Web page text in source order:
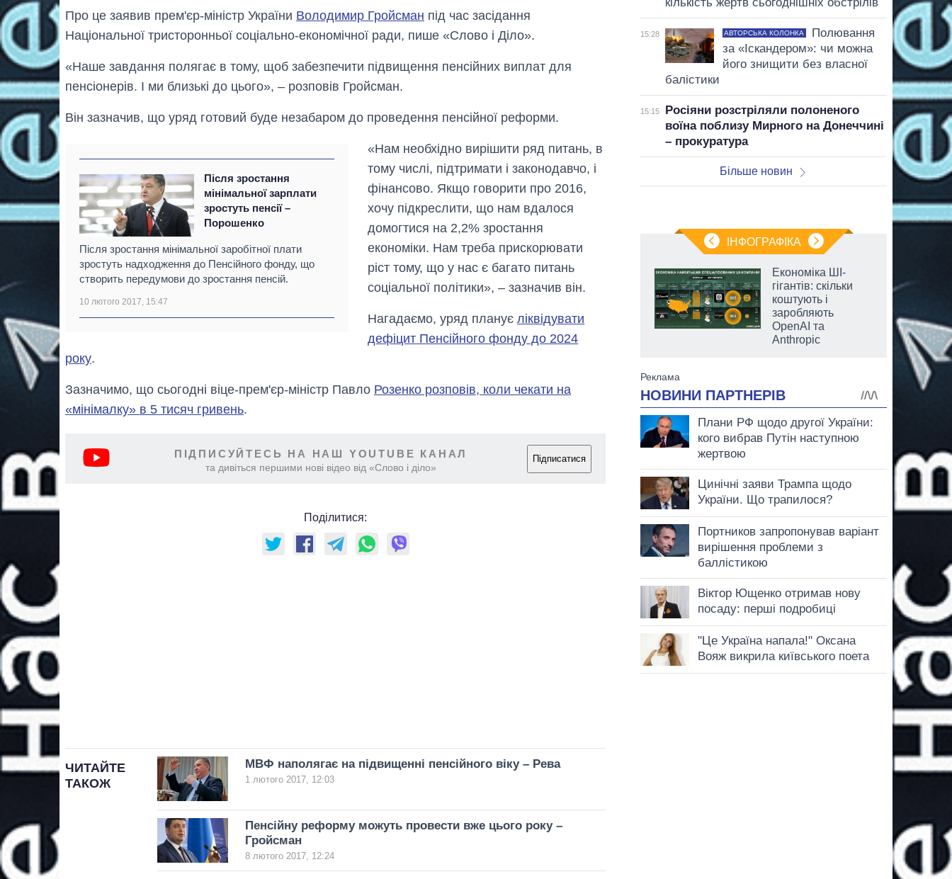
Про це заявив прем'єр-міністр України Володимир Гройсман під час засідання
Національної тристоронньої соціально-економічної ради, пише «Слово і Діло».
«Наше завдання полягає в тому, щоб забезпечити підвищення пенсійних виплат для
пенсіонерів. І ми близькі до цього», – розповів Гройсман.
Він зазначив, що уряд готовий буде незабаром до проведення пенсійної реформи.
Після зростання
мінімальної зарплати
зростуть пенсії –
Порошенко
Після зростання мінімальної заробітної плати
зростуть надходження до Пенсійного фонду, що
створить передумови до зростання пенсій.
10 лютого 2017, 15:47
«Нам необхідно вирішити ряд питань, в
тому числі, підтримати і законодавчо, і
фінансово. Якщо говорити про 2016,
хочу підкреслити, що нам вдалося
домогтися на 2,2% зростання
економіки. Нам треба прискорювати
ріст тому, що у нас є багато питань
соціальної політики», – зазначив він.
Нагадаємо, уряд плануєліквідувати
дефіцит Пенсійного фонду до 2024
року.
Зазначимо, що сьогодні віце-прем'єр-міністр Павло Розенко розповів, коли чекати на
«мінімалку» в 5 тисяч гривень.
ПІДПИСУЙТЕСЬ НА НАШ YOUTUBE КАНАЛ
та дивіться першими нові відео від «Слово і діло»
Підписатися
Поділитися:
ЧИТАЙТЕ
ТАКОЖ
МВФ наполягає на підвищенні пенсійного віку – Рева
1 лютого 2017, 12:03
Пенсійну реформу можуть провести вже цього року –
Гройсман
8 лютого 2017, 12:24
15:28 АВТОРСЬКА КОЛОНКА
Полювання
за «Іскандером»: чи можна
його знищити без власної
балістики
15:15
Росіяни розстріляли полоненого
воїна поблизу Мирного на Донеччині
– прокуратура
Більше новин
ІНФОГРАФІКА
Як за 10 років
змінилася кількість
бакалаврат,
магістратуру та
аспірантуру
Економіка ШІ-
гігантів: скільки
коштують і
заробляють
OpenAI та
Anthropic